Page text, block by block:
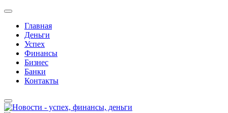
Главная
Деньги
Успех
Финансы
Бизнес
Банки
Контакты